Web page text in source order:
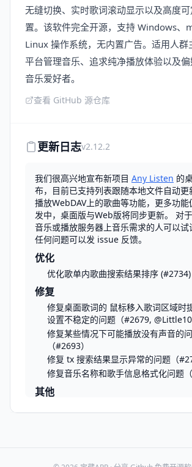
无缝切换、实时歌词滚动显示以及高度
置。该软件完全开源，支持 Windows、
Linux 操作系统，无内置广告。适用人群
平台管理音乐、追求纯净播放体验以及
音乐爱好者。
查看 GitHub 源仓库
更新日志v2.12.2
我们很高兴地宣布新项目 Any Listen 的
布，目前已支持列表跟随本地文件自动更
播放WebDAV上的歌曲等功能，更多功能
发中，桌面版与Web版将同步更新。 对
音乐或播放服务器上音乐需求的人可以试
任何问题可以发 issue 反馈。
优化
优化歌单内歌曲搜索结果排序 (#2734)
修复
修复桌面歌词的 鼠标移入歌词区域时
设置不稳定的问题（#2679,
修复某些情况下可能播放没有声音的
（#2693）
修复 tx 搜索结果显示异常的问题（
修复音乐名称和歌手信息格式化问题（
其他